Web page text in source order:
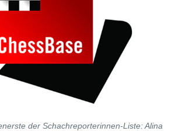
der Schachreporterinnen-Liste: Alina